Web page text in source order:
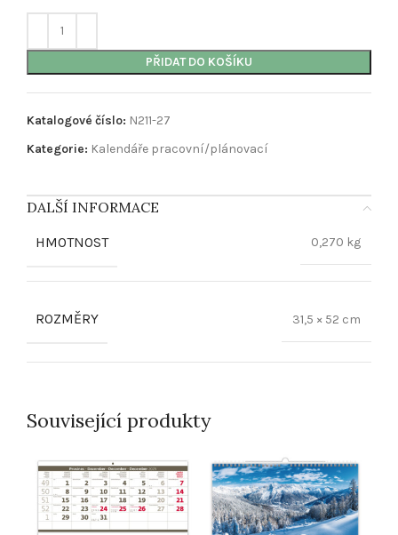
PŘIDAT DO KOŠÍKU
Katalogové číslo: N211-27
Kategorie: Kalendáře pracovní/plánovací
DALŠÍ INFORMACE
HMOTNOST 0,270 kg
ROZMĚRY 31,5 × 52 cm
Související produkty